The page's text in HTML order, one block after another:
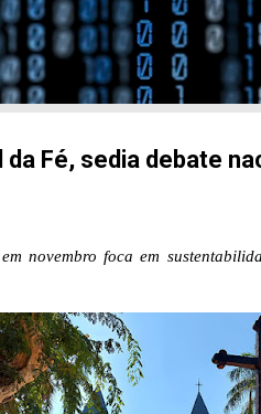
da Fé, sedia debate
em novembro foca em